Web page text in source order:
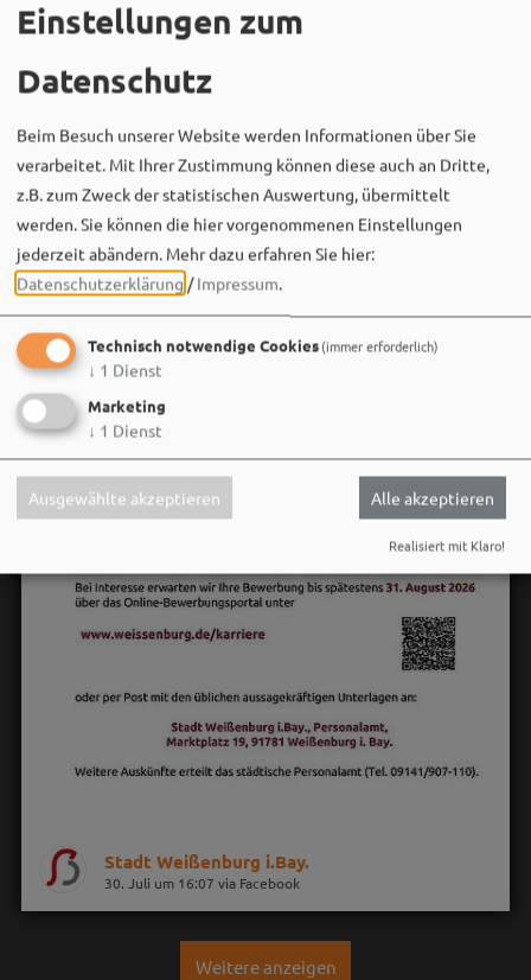
30. Juli um 19:07 via Facebook
🌿 Wir zwei sind gedanklich schon mitten im
Bergwaldtheater – mit guter Musik, tollen Menschen
Am 08.08.2026 heißt es: Waldbaden mit Musik –
abschalten,…
Stadt Weißenburg i.Bay.
30. Juli um 16:07 via Facebook
Weitere anzeigen
Einstellungen zum
Datenschutz
Beim Besuch unserer Website werden Informationen über Sie
verarbeitet. Mit Ihrer Zustimmung können diese auch an Dritte,
z.B. zum Zweck der statistischen Auswertung, übermittelt
werden. Sie können die hier vorgenommenen Einstellungen
jederzeit abändern. Mehr dazu erfahren Sie hier:
Datenschutzerklärung /Impressum.
Technisch notwendige Cookies(immer erforderlich)
↓ 1 Dienst
Marketing
↓ 1 Dienst
Ausgewählte akzeptieren Alle akzeptieren
Realisiert mit Klaro!